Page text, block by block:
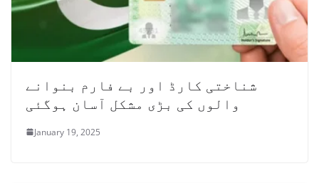
شناختی کارڈ اور بے فارم بنوانے
والوں کی بڑی مشکل آسان ہوگئی
January 19, 2025